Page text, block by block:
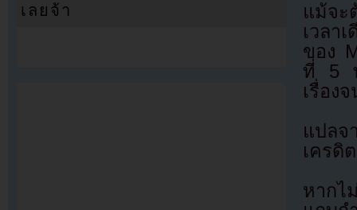
แม้จะ
เวลา
ของ
ที่ 5 ท
เรื่อง
แปล
เครดิ
หากไ
เลยจ้า